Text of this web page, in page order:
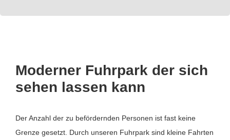
Moderner Fuhrpark der sich
sehen lassen kann
Der Anzahl der zu befördernden Personen ist fast keine
Grenze gesetzt. Durch unseren Fuhrpark sind kleine Fahrten